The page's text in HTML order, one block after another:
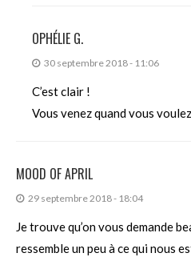
OPHÉLIE G.
30 septembre 2018 - 11:06
C’est clair !
Vous venez quand vous
MOOD OF APRIL
29 septembre 2018 - 18:04
Je trouve qu’on vous demande
ressemble un peu à ce qui nous